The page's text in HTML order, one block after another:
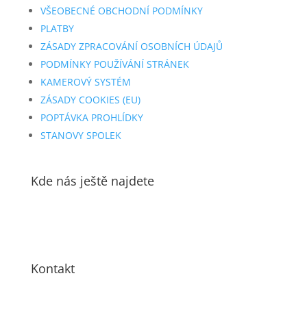
VŠEOBECNÉ OBCHODNÍ PODMÍNKY
PLATBY
ZÁSADY ZPRACOVÁNÍ OSOBNÍCH ÚDAJŮ
PODMÍNKY POUŽÍVÁNÍ STRÁNEK
KAMEROVÝ SYSTÉM
ZÁSADY COOKIES (EU)
POPTÁVKA PROHLÍDKY
STANOVY SPOLEK
Kde nás ještě najdete
Kontakt